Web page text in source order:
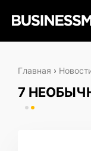
Главная ›
7